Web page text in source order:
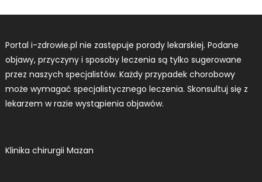
Portal i-zdrowie.pl nie zastępuje porady lekarskiej. Podane
objawy, przyczyny i sposoby leczenia są tylko sugerowane
przez naszych specjalistów. Każdy przypadek chorobowy
może wymagać specjalistycznego leczenia. Skonsultuj się z
lekarzem w razie wystąpienia objawów.
Klinika chirurgii Mazan